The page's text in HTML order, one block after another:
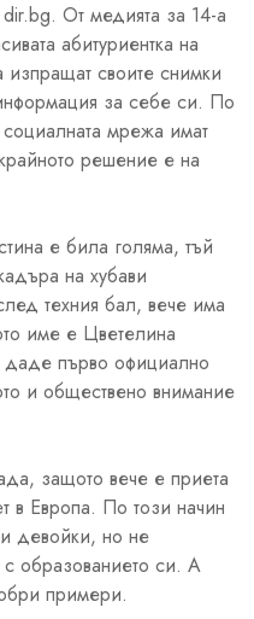
dir.bg. От медията за 14-а
абитуриентка на
изпращат своите снимки
за себе си. По
мрежа имат
решение е на
е била голяма, тъй
на хубави
техния бал, вече има
име е Цветелина
първо официално
и обществено внимание
защото вече е приета
в Европа. По този начин
девойки, но не
с образованието си. А
примери.